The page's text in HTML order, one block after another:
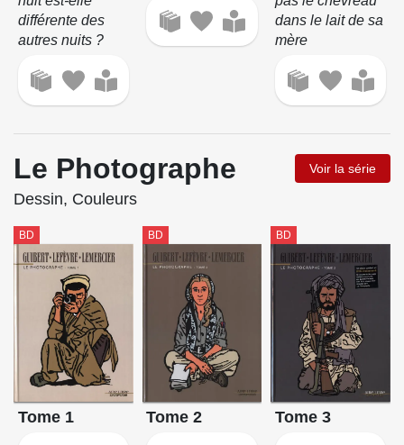
différente des
autres nuits ?
dans le lait de sa
mère
Le Photographe Voir la série
Dessin, Couleurs
BD
Tome 1
BD
Tome 2
BD
Tome 3